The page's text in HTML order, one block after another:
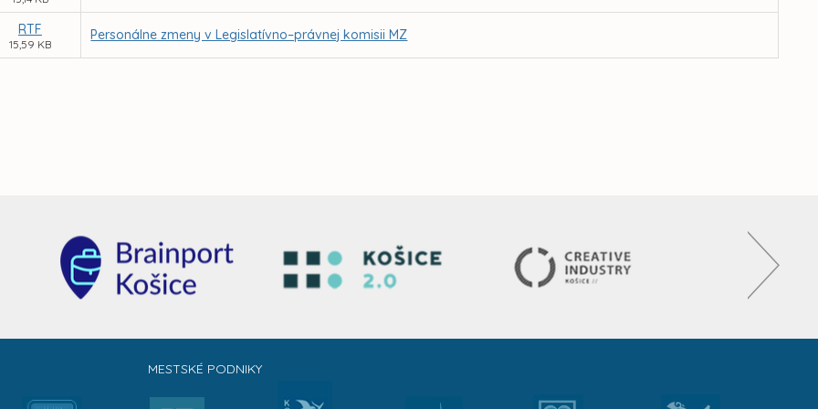
RTF
15,59 KB
Personálne zmeny v Legislatívno–právnej komisii MZ
MESTSKÉ PODNIKY